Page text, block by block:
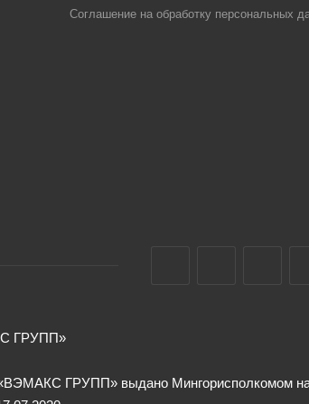
Соглашение на обработку персональных
ГРУПП»
ГРУПП» выдано Мингорисполкомом